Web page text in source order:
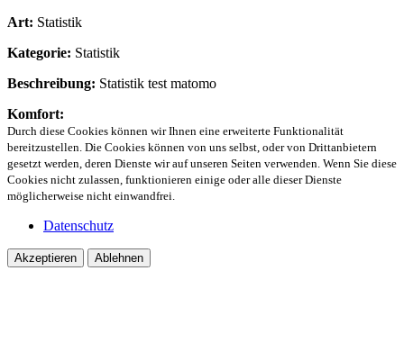
Art: Statistik
Kategorie: Statistik
Beschreibung: Statistik test matomo
Komfort:
Durch diese Cookies können wir Ihnen eine erweiterte Funktionalität
bereitzustellen. Die Cookies können von uns selbst, oder von Drittanbietern
gesetzt werden, deren Dienste wir auf unseren Seiten verwenden. Wenn Sie diese
Cookies nicht zulassen, funktionieren einige oder alle dieser Dienste
möglicherweise nicht einwandfrei.
Datenschutz
Akzeptieren Ablehnen